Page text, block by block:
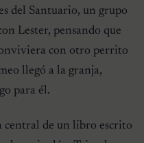
del Santuario, un grupo
Lester, pensando que
con otro perrito
llegó a la granja,
para él.
central de un libro escrito